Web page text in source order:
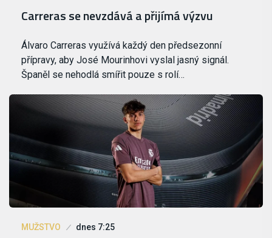
Carreras se nevzdává a přijímá výzvu
Álvaro Carreras využívá každý den předsezonní
přípravy, aby José Mourinhovi vyslal jasný signál.
Španěl se nehodlá smířit pouze s rolí…
MUŽSTVO dnes 7:25